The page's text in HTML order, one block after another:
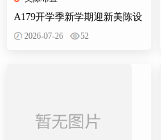
A179开学季新学期迎新美陈设
计素材校园活动布置KT板背景
2026-07-26 52